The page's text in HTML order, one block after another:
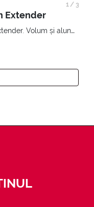
Extender
Rimelul de la Pupa, în versiunea Extender. Volum și alungire 3D. Gene amplificate și ridicate la infinit.
1/ 3